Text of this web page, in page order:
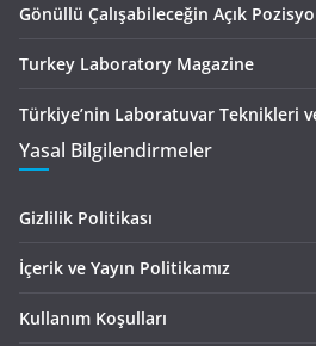
Gönüllü Çalışabileceğin Açık
Turkey Laboratory Magazine
Türkiye’nin Laboratuvar Teknikleri
Yasal Bilgilendirmeler
Gizlilik Politikası
İçerik ve Yayın Politikamız
Kullanım Koşulları